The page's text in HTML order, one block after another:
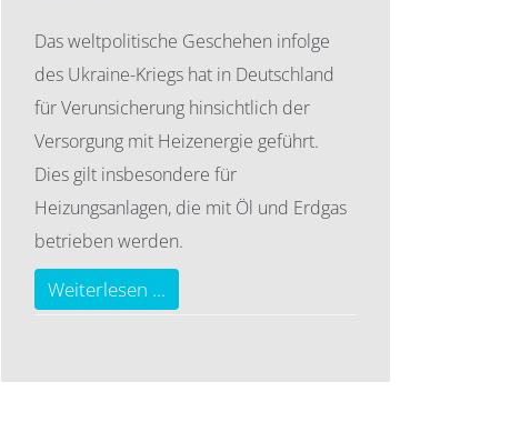
Das weltpolitische Geschehen infolge
des Ukraine-Kriegs hat in Deutschland
für Verunsicherung hinsichtlich der
Versorgung mit Heizenergie geführt.
Dies gilt insbesondere für
Heizungsanlagen, die mit Öl und Erdgas
betrieben werden.
Weiterlesen ...